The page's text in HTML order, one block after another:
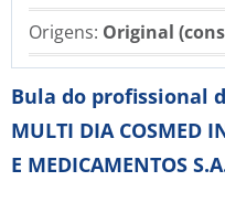
Origens: Original
Bula do profissional
MULTI DIA COSMED
E MEDICAMENTOS